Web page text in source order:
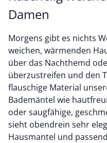
Damen
Morgens gibt es nichts
weichen, wärmenden
über das Nachthemd
überzustreifen und den
flauschige Material
Bademäntel wie
oder saugfähige,
sieht obendrein sehr
Hausmantel und